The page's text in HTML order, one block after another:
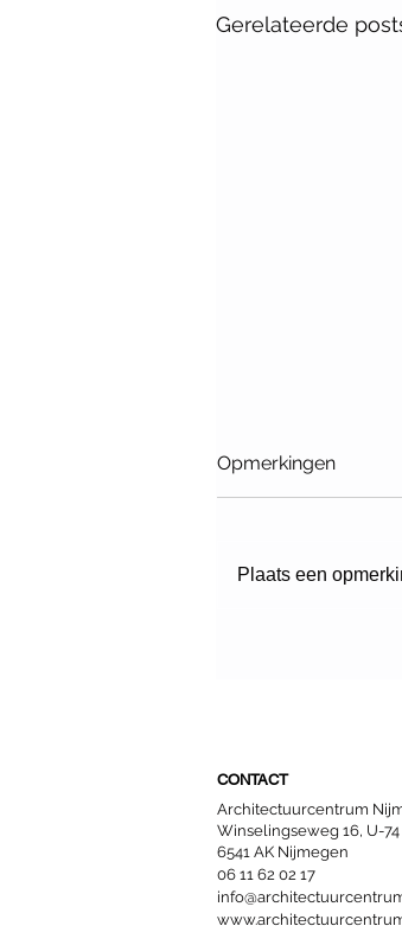
Gerelateerde
Sociale
Opmerkingen
Plaats een
CONTACT
Architectuurcentrum
Winselingseweg 16, U-74
6541 AK Nijmegen
06 11 62 02 17